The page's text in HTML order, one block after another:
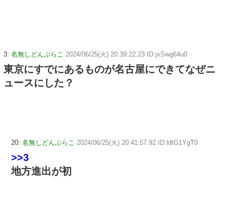
3: 名無しどんぶらこ 2024/06/25(火) 20:39:22.23 ID:jxSwg64u0
東京にすでにあるものが名古屋にできてなぜニ
ュースにした？
20: 名無しどんぶらこ 2024/06/25(火) 20:41:57.92 ID:ldtG1YgT0
>>3
地方進出が初